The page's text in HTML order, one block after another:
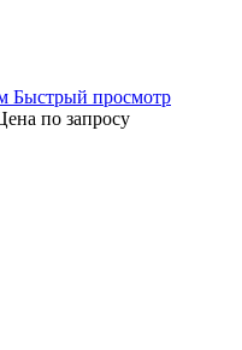
Быстрый просмотр
по запросу